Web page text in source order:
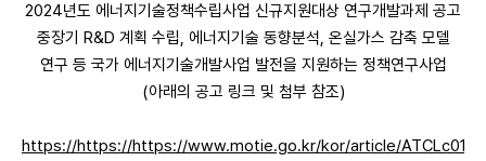
2024년도 에너지기술정책수립사업 신규지원대상 연구개발과제 공고
중장기 R&D 계획 수립, 에너지기술 동향분석, 온실가스 감축 모델
연구 등 국가 에너지기술개발사업 발전을 지원하는 정책연구사업
(아래의 공고 링크 및 첨부 참조)
https://https://https://www.motie.go.kr/kor/article/